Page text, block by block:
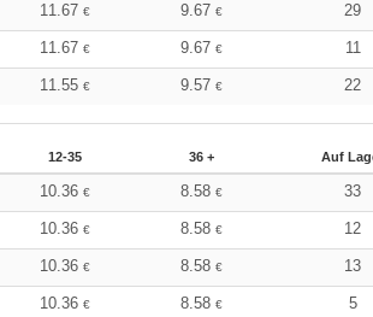
11.67€ 9.67€ 29
11.67€ 9.67€ 11
11.55€ 9.57€ 22
12-35 36 + Auf
10.36€ 8.58€ 33
10.36€ 8.58€ 12
10.36€ 8.58€ 13
10.36€ 8.58€ 5